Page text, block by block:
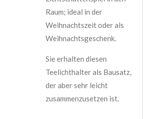
Raum; ideal in der
Weihnachtszeit oder als
Weihnachtsgeschenk.
Sie erhalten diesen
Teelichthalter als Bausatz,
der aber sehr leicht
zusammenzusetzen ist.